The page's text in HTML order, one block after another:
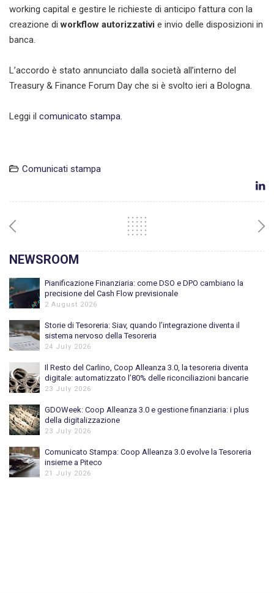
working capital e gestire le richieste di anticipo fattura con la
creazione diworkflow autorizzativi e invio delle disposizioni in
banca.
L’accordo è stato annunciato dalla società all’interno del
Treasury & Finance Forum Day che si è svolto ieri a Bologna.
Leggi il comunicato stampa.
Comunicati stampa
NEWSROOM
Pianificazione Finanziaria: come DSO e DPO cambiano la
precisione del Cash Flow previsionale
2 August 2026
Storie di Tesoreria: Siav, quando l’integrazione diventa il
sistema nervoso della Tesoreria
24 July 2026
Il Resto del Carlino, Coop Alleanza 3.0, la tesoreria diventa
digitale: automatizzato l’80% delle riconciliazioni bancarie
23 July 2026
GDOWeek: Coop Alleanza 3.0 e gestione finanziaria: i plus
della digitalizzazione
23 July 2026
Comunicato Stampa: Coop Alleanza 3.0 evolve la Tesoreria
insieme a Piteco
21 July 2026